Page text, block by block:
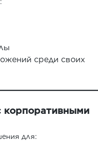
среди своих
корпоративными
для: